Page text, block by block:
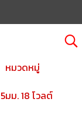
หมวดหมู่
มม. 18 โวลต์